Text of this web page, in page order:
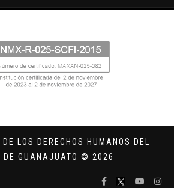
LOS DERECHOS HUMANOS DEL
DE GUANAJUATO © 2026